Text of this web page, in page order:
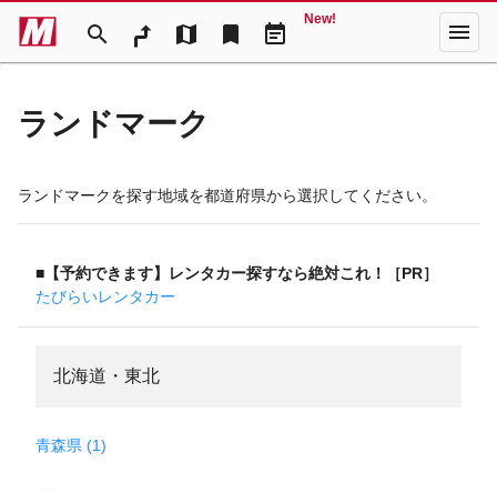
search map bookmark event_note
New! menu
ランドマーク
ランドマークを探す地域を都道府県から選択してください。
■【予約できます】レンタカー探すなら絶対これ！［PR］
たびらいレンタカー
北海道・東北
青森県 (1)